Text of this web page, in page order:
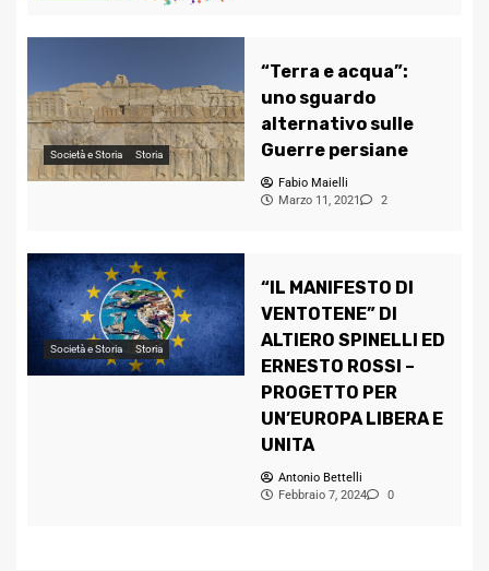
Società e Storia Storia
“Terra e acqua”:
uno sguardo
alternativo sulle
Guerre persiane
Fabio Maielli
Marzo 11, 2021
2
Società e Storia Storia
“IL MANIFESTO DI
VENTOTENE” DI
ALTIERO SPINELLI ED
ERNESTO ROSSI –
PROGETTO PER
UN’EUROPA LIBERA E
UNITA
Antonio Bettelli
Febbraio 7, 2024
0